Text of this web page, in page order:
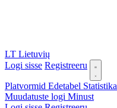
LT Lietuvių
Logi sisse Registreeru
Platvormid Edetabel Statistika
Muudatuste logi Minust